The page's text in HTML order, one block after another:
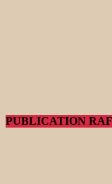
PUBLICATION